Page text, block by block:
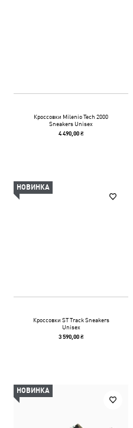
Кроссовки Milenio Tech 2000
Sneakers Unisex
4 490,00 ₴
НОВИНКА
Кроссовки ST Track Sneakers
Unisex
3 590,00 ₴
НОВИНКА